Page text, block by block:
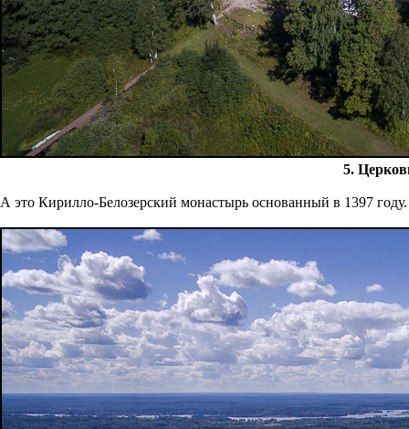
5.
А это Кирилло-Белозерский монастырь основанный в 1397